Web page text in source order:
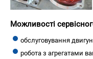
Можливості
обслуговування
робота з агрегатами